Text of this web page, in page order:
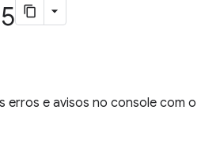
erros e avisos no console com o